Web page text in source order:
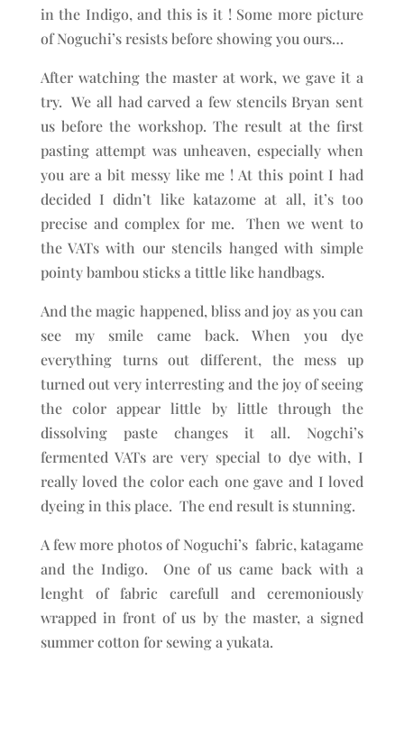
in the Indigo, and this is it ! Some more picture
of Noguchi’s resists before showing you ours…
After watching the master at work, we gave it a
try. We all had carved a few stencils Bryan sent
us before the workshop. The result at the first
pasting attempt was unheaven, especially when
you are a bit messy like me ! At this point I had
decided I didn’t like katazome at all, it’s too
precise and complex for me. Then we went to
the VATs with our stencils hanged with simple
pointy bambou sticks a tittle like handbags.
And the magic happened, bliss and joy as you can
see my smile came back. When you dye
everything turns out different, the mess up
turned out very interresting and the joy of seeing
the color appear little by little through the
dissolving paste changes it all. Nogchi’s
fermented VATs are very special to dye with, I
really loved the color each one gave and I loved
dyeing in this place. The end result is stunning.
A few more photos of Noguchi’s fabric, katagame
and the Indigo. One of us came back with a
lenght of fabric carefull and ceremoniously
wrapped in front of us by the master, a signed
summer cotton for sewing a yukata.